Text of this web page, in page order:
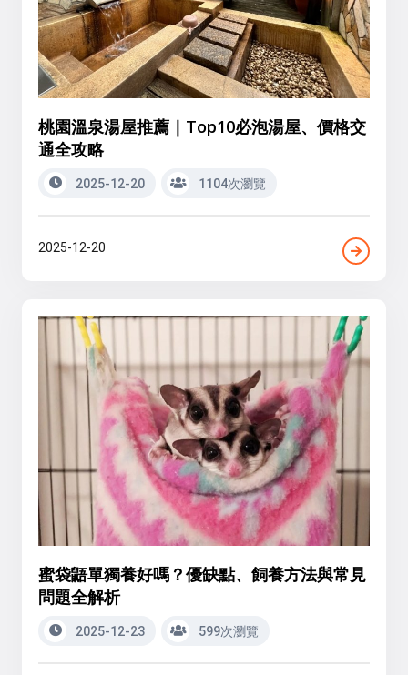
桃園溫泉湯屋推薦｜Top10必泡湯屋、價格交
通全攻略
2025-12-20 1104次瀏覽
2025-12-20
蜜袋鼯單獨養好嗎？優缺點、飼養方法與常見
問題全解析
2025-12-23 599次瀏覽